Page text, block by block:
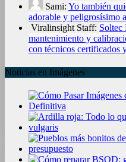
Sami: Yo también
adorable y peligrosísimo
Viralinsight Staff: Soltec
mantenimiento y
con técnicos certificados
Noticias en Imágenes